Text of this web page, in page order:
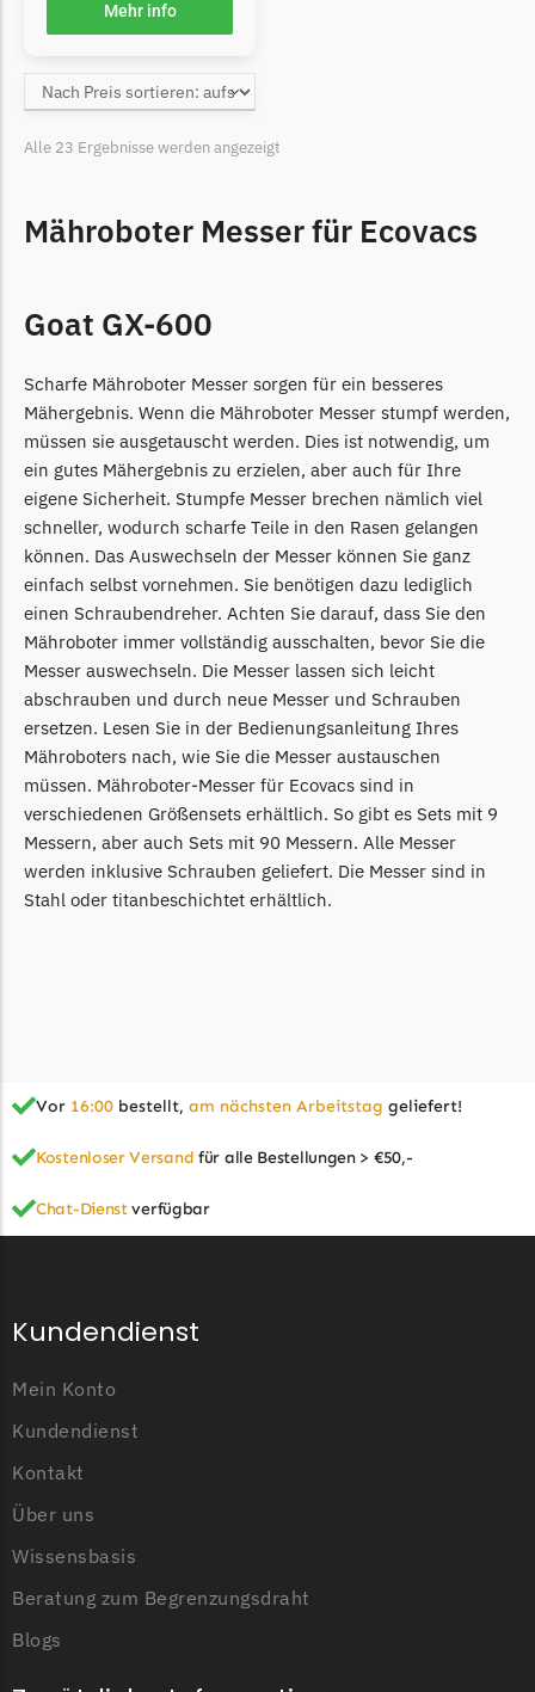
Yardforce
Begrenzungsdraht
Zoef Robot
Mehr info
Alle 23 Ergebnisse werden angezeigt
Mähroboter Messer für Ecovacs
Goat GX-600
Scharfe Mähroboter Messer sorgen für ein besseres
Mähergebnis. Wenn die Mähroboter Messer stumpf werden,
müssen sie ausgetauscht werden. Dies ist notwendig, um
ein gutes Mähergebnis zu erzielen, aber auch für Ihre
eigene Sicherheit. Stumpfe Messer brechen nämlich viel
schneller, wodurch scharfe Teile in den Rasen gelangen
können. Das Auswechseln der Messer können Sie ganz
einfach selbst vornehmen. Sie benötigen dazu lediglich
einen Schraubendreher. Achten Sie darauf, dass Sie den
Mähroboter immer vollständig ausschalten, bevor Sie die
Messer auswechseln. Die Messer lassen sich leicht
abschrauben und durch neue Messer und Schrauben
ersetzen. Lesen Sie in der Bedienungsanleitung Ihres
Mähroboters nach, wie Sie die Messer austauschen
müssen. Mähroboter-Messer für Ecovacs sind in
verschiedenen Größensets erhältlich. So gibt es Sets mit 9
Messern, aber auch Sets mit 90 Messern. Alle Messer
werden inklusive Schrauben geliefert. Die Messer sind in
Stahl oder titanbeschichtet erhältlich.
Vor 16:00 bestellt, am nächsten Arbeitstag geliefert!
Kostenloser Versand für alle Bestellungen > €50,-
Chat-Dienstverfügbar
Kundendienst
Mein Konto
Kundendienst
Kontakt
Über uns
Wissensbasis
Beratung zum Begrenzungsdraht
Blogs